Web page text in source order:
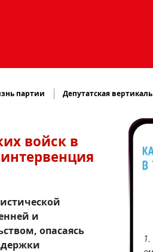
партии Депутатская вертикаль
войск в
и
опасаясь